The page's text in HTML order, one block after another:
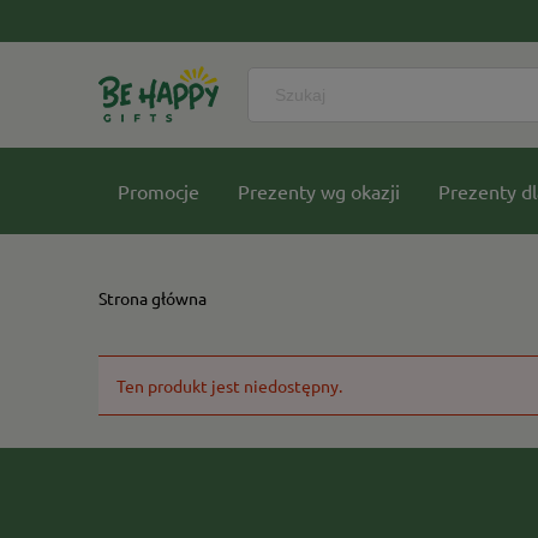
Promocje Prezenty wg okazji Prezenty
Strona główna
Ten produkt jest niedostępny.